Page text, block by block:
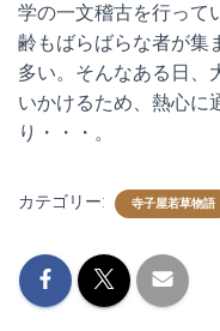
学の一文稽古を行って
齢もばらばらな者が集
多い。そんなある日、
いかけるため、熱心に
り・・・。
カテゴリー: 寺子屋若草物語